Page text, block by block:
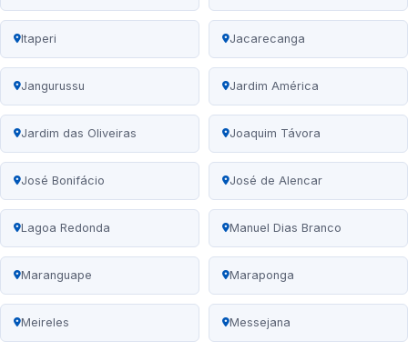
Itaperi Jacarecanga
Jangurussu Jardim América
Jardim das Oliveiras Joaquim Távora
José Bonifácio José de Alencar
Lagoa Redonda Manuel Dias Branco
Maranguape Maraponga
Meireles Messejana